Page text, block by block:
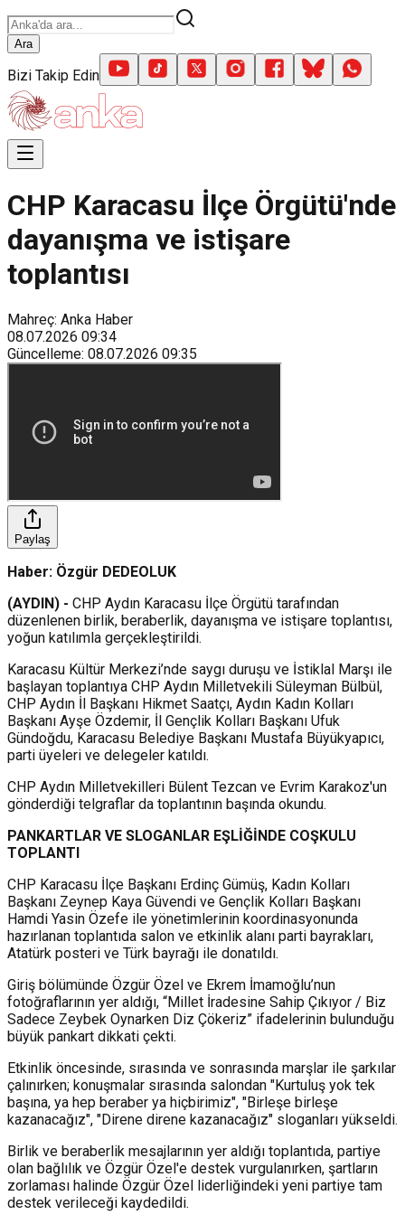
Ara
Bizi Takip Edin
CHP Karacasu İlçe Örgütü'nde
dayanışma ve istişare
toplantısı
Mahreç: Anka Haber
08.07.2026 09:34
Güncelleme: 08.07.2026 09:35
Paylaş
Haber: Özgür DEDEOLUK
(AYDIN) - CHP Aydın Karacasu İlçe Örgütü tarafından
düzenlenen birlik, beraberlik, dayanışma ve istişare toplantısı,
yoğun katılımla gerçekleştirildi.
Karacasu Kültür Merkezi’nde saygı duruşu ve İstiklal Marşı ile
başlayan toplantıya CHP Aydın Milletvekili Süleyman Bülbül,
CHP Aydın İl Başkanı Hikmet Saatçı, Aydın Kadın Kolları
Başkanı Ayşe Özdemir, İl Gençlik Kolları Başkanı Ufuk
Gündoğdu, Karacasu Belediye Başkanı Mustafa Büyükyapıcı,
parti üyeleri ve delegeler katıldı.
CHP Aydın Milletvekilleri Bülent Tezcan ve Evrim Karakoz'un
gönderdiği telgraflar da toplantının başında okundu. ​
PANKARTLAR VE SLOGANLAR EŞLİĞİNDE COŞKULU
TOPLANTI
CHP Karacasu İlçe Başkanı Erdinç Gümüş, Kadın Kolları
Başkanı Zeynep Kaya Güvendi ve Gençlik Kolları Başkanı
Hamdi Yasin Özefe ile yönetimlerinin koordinasyonunda
hazırlanan toplantıda salon ve etkinlik alanı parti bayrakları,
Atatürk posteri ve Türk bayrağı ile donatıldı.
Giriş bölümünde Özgür Özel ve Ekrem İmamoğlu’nun
fotoğraflarının yer aldığı, “Millet İradesine Sahip Çıkıyor / Biz
Sadece Zeybek Oynarken Diz Çökeriz” ifadelerinin bulunduğu
büyük pankart dikkati çekti.
Etkinlik öncesinde, sırasında ve sonrasında marşlar ile şarkılar
çalınırken; konuşmalar sırasında salondan "Kurtuluş yok tek
başına, ya hep beraber ya hiçbirimiz", "Birleşe birleşe
kazanacağız", "Direne direne kazanacağız" sloganları yükseldi.
​Birlik ve beraberlik mesajlarının yer aldığı toplantıda, partiye
olan bağlılık ve Özgür Özel'e destek vurgulanırken, şartların
zorlaması halinde Özgür Özel liderliğindeki yeni partiye tam
destek verileceği kaydedildi. ​